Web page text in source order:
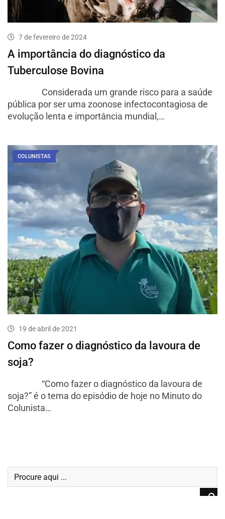
7 de fevereiro de 2024
A importância do diagnóstico da
Tuberculose Bovina
Considerada um grande risco para a saúde
pública por ser uma zoonose infectocontagiosa de
evolução lenta e importância mundial,…
COLUNISTAS
19 de abril de 2021
Como fazer o diagnóstico da lavoura de
soja?
“Como fazer o diagnóstico da lavoura de
soja?” é o tema do episódio de hoje no Minuto do
Colunista…